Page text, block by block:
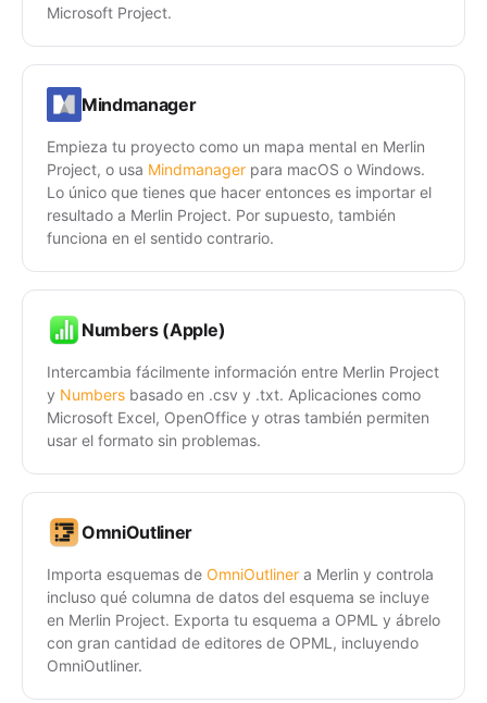
Microsoft Project.
Mindmanager
Empieza tu proyecto como un mapa mental en Merlin
Project, o usa Mindmanager para macOS o Windows.
Lo único que tienes que hacer entonces es importar el
resultado a Merlin Project. Por supuesto, también
funciona en el sentido contrario.
Numbers (Apple)
Intercambia fácilmente información entre Merlin Project
y Numbers basado en .csv y .txt. Aplicaciones como
Microsoft Excel, OpenOffice y otras también permiten
usar el formato sin problemas.
OmniOutliner
Importa esquemas de OmniOutliner a Merlin y controla
incluso qué columna de datos del esquema se incluye
en Merlin Project. Exporta tu esquema a OPML y ábrelo
con gran cantidad de editores de OPML, incluyendo
OmniOutliner.